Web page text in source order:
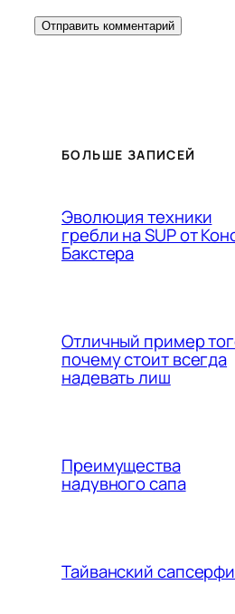
БОЛЬШЕ ЗАПИСЕЙ
Эволюция техники
гребли на SUP от
Бакстера
Отличный пример
почему стоит всегда
надевать лиш
Преимущества
надувного сапа
Тайванский